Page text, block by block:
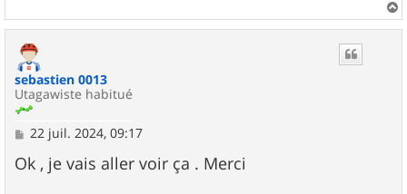
a
sebastien 0013
Utagawiste habitué
M
s
s
22 juil. 2024, 09:17
Ok , je vais aller voir ça . Merci